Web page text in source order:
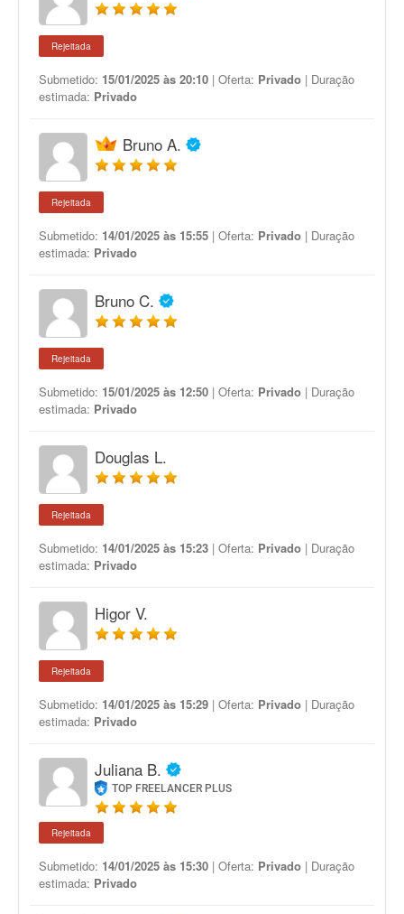
Rejeitada
Submetido: 15/01/2025 às 20:10 | Oferta: Privado | Duração
estimada: Privado
Bruno A.
Rejeitada
Submetido: 14/01/2025 às 15:55 | Oferta: Privado | Duração
estimada: Privado
Bruno C.
Rejeitada
Submetido: 15/01/2025 às 12:50 | Oferta: Privado | Duração
estimada: Privado
Douglas L.
Rejeitada
Submetido: 14/01/2025 às 15:23 | Oferta: Privado | Duração
estimada: Privado
Higor V.
Rejeitada
Submetido: 14/01/2025 às 15:29 | Oferta: Privado | Duração
estimada: Privado
Juliana B.
TOP FREELANCER PLUS
Rejeitada
Submetido: 14/01/2025 às 15:30 | Oferta: Privado | Duração
estimada: Privado